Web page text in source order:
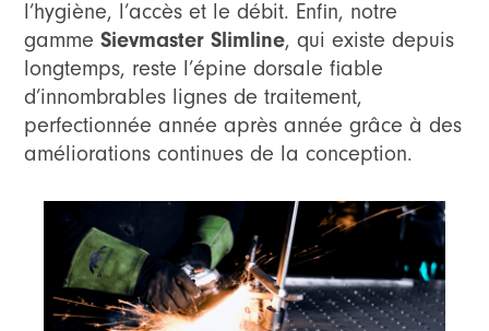
l’hygiène, l’accès et le débit. Enfin, notre
gammeSievmaster Slimline, qui existe depuis
longtemps, reste l’épine dorsale fiable
d’innombrables lignes de traitement,
perfectionnée année après année grâce à des
améliorations continues de la conception.